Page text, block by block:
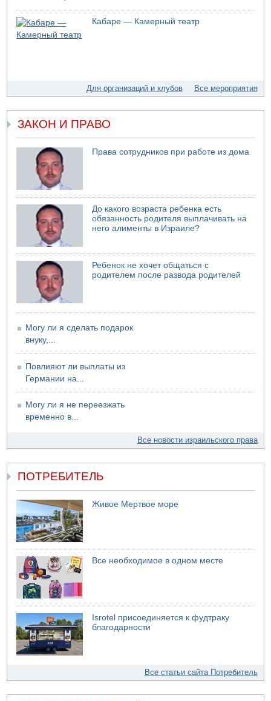
для уклонистов-харедим
07.08.2026 17:48
В Иерусалиме водитель врезался в забор и серьезно
07.08.2026 13:39
Моджтаба Хаменеи в плохом состоянии
Министр обороны ушел с заседания кабинета на
свадьбу
07.08.2026 11:05
Саудовская Аравия опасается нападения хуситов и
иракских ополченцев
07.08.2026 08:29
07.08.2026 08:29
Стрельба в школе Таиланда
Кабаре — Камерный театр
Для организаций и клубов Все мероприятия
ЗАКОН И ПРАВО
Права сотрудников при работе из дома
До какого возраста ребенка есть
обязанность родителя выплачивать на
него алименты в Израиле?
Ребенок не хочет общаться с
родителем после развода родителей
Могу ли я сделать подарок
внуку,...
Повлияют ли выплаты из
Германии на...
Могу ли я не переезжать
временно в...
Все новости израильского права
ПОТРЕБИТЕЛЬ
Живое Мертвое море
Все необходимое в одном месте
Isrotel присоединяется к фудтраку
благодарности
Все статьи сайта Потребитель